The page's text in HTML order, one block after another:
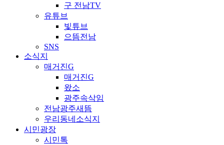
구 전남TV
유튜브
빛튜브
으뜸전남
SNS
소식지
매거진G
매거진G
왔소
광주속삭임
전남광주새뜸
우리동네소식지
시민광장
시민톡